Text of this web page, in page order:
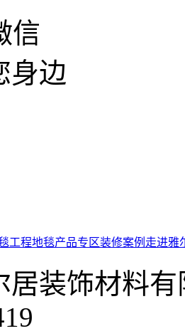
信
身边
工程地毯产品专区装修案例 走进雅
居装饰材料有